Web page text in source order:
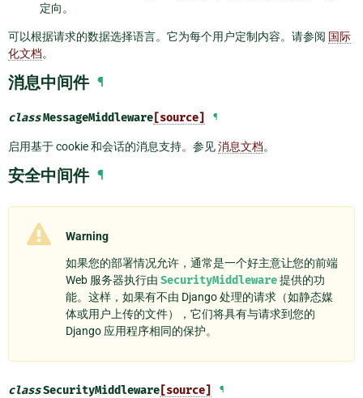
定向。
可以根据请求的数据选择语言。它为每个用户定制内容。请参阅 国际
化文档。
消息中间件 ¶
classMessageMiddleware [source] ¶
启用基于 cookie 和会话的消息支持。参见消息文档。
安全中间件 ¶
Warning
如果您的部署情况允许，通常是一个好主意让您的前端
Web 服务器执行由 SecurityMiddleware提供的功
能。这样，如果有不由 Django 处理的请求（如静态媒
体或用户上传的文件），它们将具有与请求到您的
Django 应用程序相同的保护。
classSecurityMiddleware [source] ¶